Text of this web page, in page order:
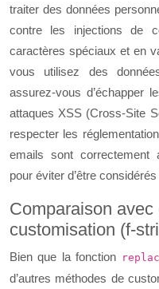
traiter des données
contre les injections de
caractères spéciaux et en
vous utilisez des
assurez-vous d’échapper
attaques XSS (Cross-Site
respecter les
emails sont correctement
pour éviter d’être
Comparaison avec
customisation (f-
Bien que la fonction
d’autres méthodes de